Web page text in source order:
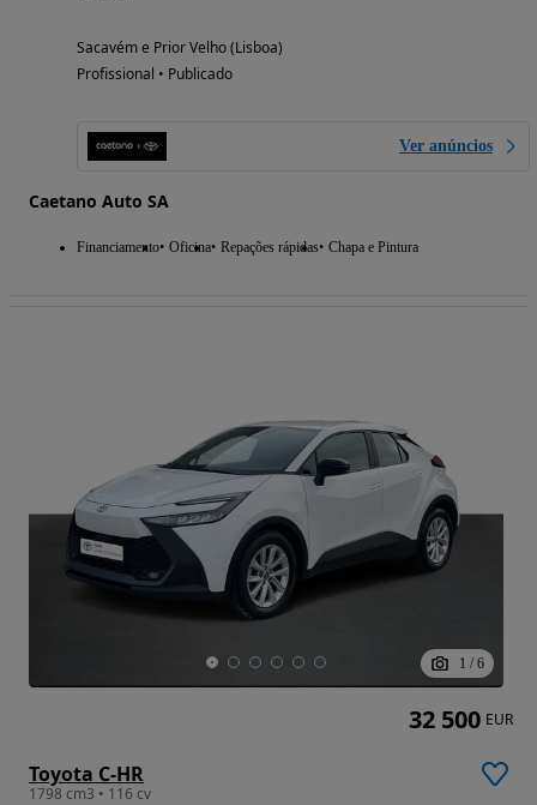
Sacavém e Prior Velho (Lisboa)
Profissional • Publicado
Ver anúncios
Caetano Auto SA
Financiamento Oficina Repações rápidas Chapa e Pintura
1 / 6
Toyota C-HR
1798 cm3 • 116 cv
32 500 EUR